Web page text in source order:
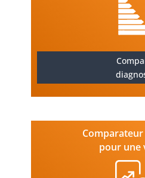
pour une